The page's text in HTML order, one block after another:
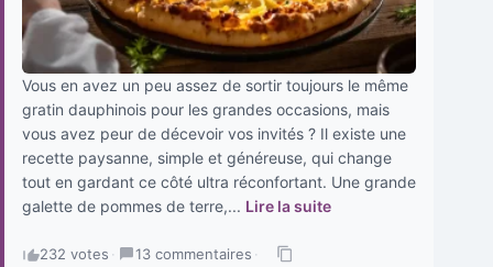
Vous en avez un peu assez de sortir toujours le même
gratin dauphinois pour les grandes occasions, mais
vous avez peur de décevoir vos invités ? Il existe une
recette paysanne, simple et généreuse, qui change
tout en gardant ce côté ultra réconfortant. Une grande
galette de pommes de terre,... Lire la suite
232 votes · 13 commentaires ·